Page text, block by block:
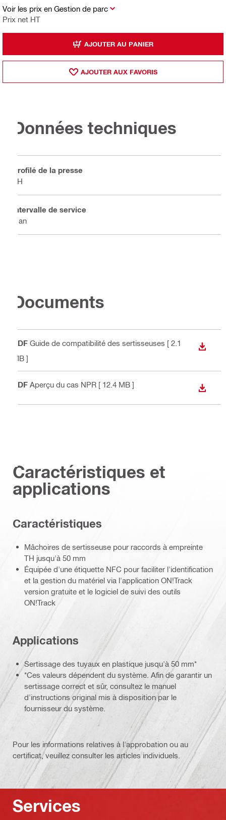
Voir les prix en Gestion de parc
Prix net HT
AJOUTER AU PANIER
AJOUTER AUX FAVORIS
Données techniques
Profilé de la presse
TH
Intervalle de service
1 an
Documents
PDF Guide de compatibilité des sertisseuses [ 2.1
MB ]
PDF Aperçu du cas NPR [ 12.4 MB ]
Caractéristiques et
applications
Caractéristiques
Mâchoires de sertisseuse pour raccords à empreinte
TH jusqu'à 50 mm
Équipée d'une étiquette NFC pour faciliter l'identification
et la gestion du matériel via l'application ON!Track
version gratuite et le logiciel de suivi des outils
ON!Track
Applications
Sertissage des tuyaux en plastique jusqu'à 50 mm*
*Ces valeurs dépendent du système. Afin de garantir un
sertissage correct et sûr, consultez le manuel
d'instructions original mis à disposition par le
fournisseur du système.
Pour les informations relatives à l'approbation ou au
certificat, veuillez consulter les articles individuels.
Services